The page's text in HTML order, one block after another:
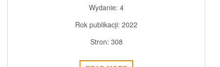
Wydanie: 4
Rok publikacji: 2022
Stron: 308